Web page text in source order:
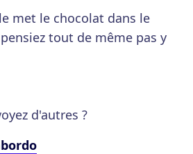
met le chocolat dans le
tout de même pas y
d'autres ?